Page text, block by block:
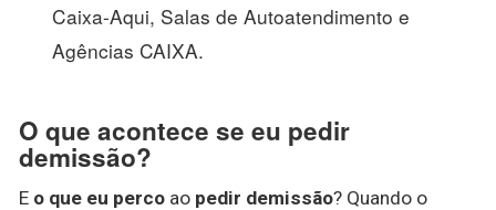
Caixa-Aqui, Salas de Autoatendimento e
Agências CAIXA.
O que acontece se eu pedir
demissão?
E o que eu perco ao pedir demissão? Quando o